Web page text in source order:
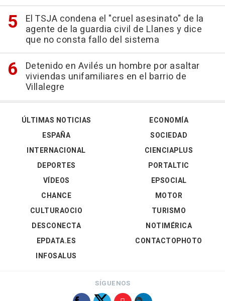
El TSJA condena el "cruel asesinato" de la
agente de la guardia civil de Llanes y dice
que no consta fallo del sistema
Detenido en Avilés un hombre por asaltar
viviendas unifamiliares en el barrio de
Villalegre
ÚLTIMAS NOTICIAS
ESPAÑA
INTERNACIONAL
DEPORTES
VÍDEOS
ECONOMÍA
SOCIEDAD
CIENCIAPLUS
PORTALTIC
EPSOCIAL
CHANCE
CULTURAOCIO
DESCONECTA
EPDATA.ES
INFOSALUS
MOTOR
TURISMO
NOTIMÉRICA
CONTACTOPHOTO
SÍGUENOS